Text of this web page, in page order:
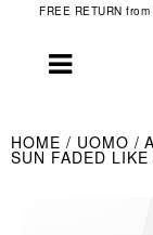
FREE RETURN
HOME UOMO
SUN FADED LIKE